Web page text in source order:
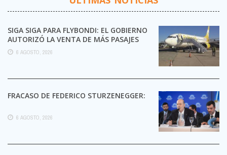
SIGA SIGA PARA FLYBONDI: EL GOBIERNO
AUTORIZÓ LA VENTA DE MÁS PASAJES
6 AGOSTO, 2026
FRACASO DE FEDERICO STURZENEGGER:
6 AGOSTO, 2026